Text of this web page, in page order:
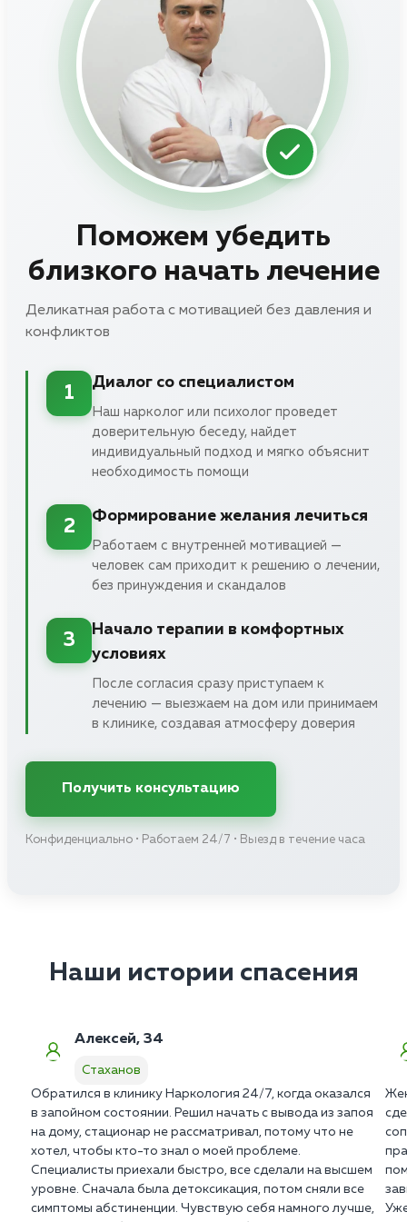
Поможем убедить
близкого начать лечение
Деликатная работа с мотивацией без давления и
конфликтов
1
Диалог со специалистом
Наш нарколог или психолог проведет
доверительную беседу, найдет
индивидуальный подход и мягко объяснит
необходимость помощи
2
Формирование желания лечиться
Работаем с внутренней мотивацией —
человек сам приходит к решению о лечении,
без принуждения и скандалов
3
Начало терапии в комфортных
условиях
После согласия сразу приступаем к
лечению — выезжаем на дом или принимаем
в клинике, создавая атмосферу доверия
Получить консультацию
Конфиденциально • Работаем 24/7 • Выезд в течение часа
Наши истории спасения
Алексей, 34
Стаханов
Обратился в клинику Наркология 24/7, когда оказался
в запойном состоянии. Решил начать с вывода из запоя
на дому, стационар не рассматривал, потому что не
хотел, чтобы кто-то знал о моей проблеме.
Специалисты приехали быстро, все сделали на высшем
уровне. Сначала была детоксикация, потом сняли все
симптомы абстиненции. Чувствую себя намного лучше,